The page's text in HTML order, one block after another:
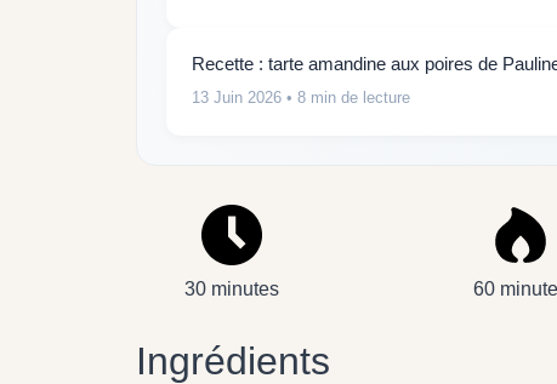
Recette : tarte amandine aux poires de
13 Juin 2026 • 8 min de lecture
30 minutes 60
Ingrédients